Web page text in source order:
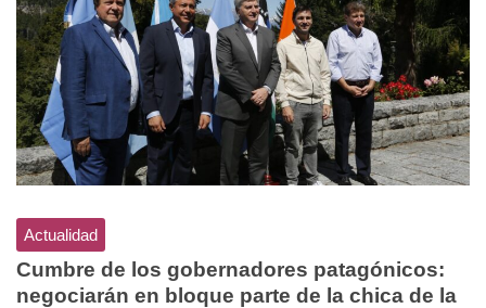
Actualidad
Cumbre de los gobernadores patagónicos:
negociarán en bloque parte de la chica de la